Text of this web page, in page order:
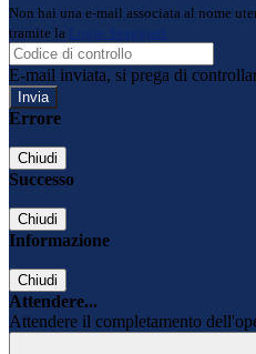
Non hai una e-mail associata al nome
tramite la
Login Spaggiari
E-mail inviata, si prega di
Errore
Chiudi
Successo
Chiudi
Informazione
Chiudi
Attendere...
Attendere il completamento